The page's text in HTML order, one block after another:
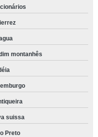
montanhês
suissa
Preto